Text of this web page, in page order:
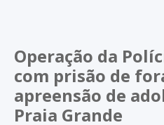
Operação da
com prisão de
apreensão de
Praia Grande